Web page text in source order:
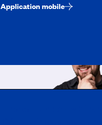
Application mobile